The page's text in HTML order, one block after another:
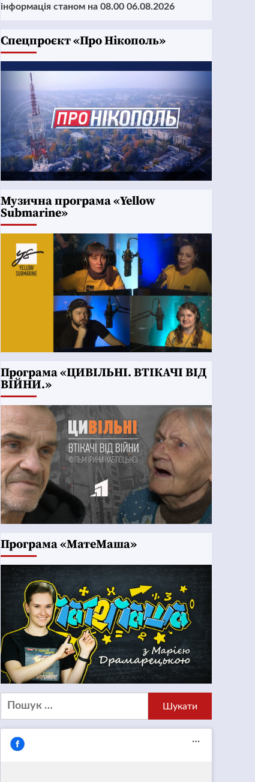
інформація станом на 08.00 06.08.2026
Cпецпроєкт «Про Нікополь»
Музична програма «Yellow
Submarine»
Програма «ЦИВІЛЬНІ. ВТІКАЧІ ВІД
ВІЙНИ.»
Програма «МатеМаша»
Пошук: